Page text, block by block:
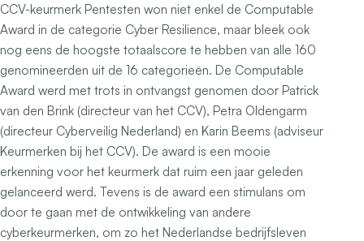
CCV-keurmerk Pentesten won niet enkel de Computable
Award in de categorie Cyber Resilience, maar bleek ook
nog eens de hoogste totaalscore te hebben van alle 160
genomineerden uit de 16 categorieën. De Computable
Award werd met trots in ontvangst genomen door Patrick
van den Brink (directeur van het CCV), Petra Oldengarm
(directeur Cyberveilig Nederland) en Karin Beems (adviseur
Keurmerken bij het CCV). De award is een mooie
erkenning voor het keurmerk dat ruim een jaar geleden
gelanceerd werd. Tevens is de award een stimulans om
door te gaan met de ontwikkeling van andere
cyberkeurmerken, om zo het Nederlandse bedrijfsleven